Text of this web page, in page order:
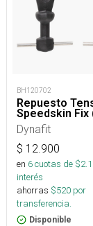
BH120702
Repuesto
Speedskin Fix
Dynafit
$ 12.900
en 6cuotas de $
interés
ahorras $520 por
transferencia.
Disponible